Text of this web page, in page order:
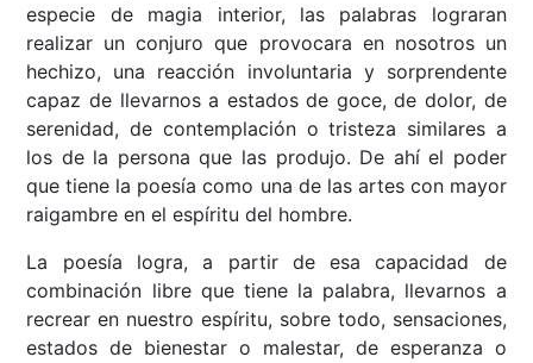
especie de magia interior, las palabras lograran
realizar un conjuro que provocara en nosotros un
hechizo, una reacción involuntaria y sorprendente
capaz de llevarnos a estados de goce, de dolor, de
serenidad, de contemplación o tristeza similares a
los de la persona que las produjo. De ahí el poder
que tiene la poesía como una de las artes con mayor
raigambre en el espíritu del hombre.
La poesía logra, a partir de esa capacidad de
combinación libre que tiene la palabra, llevarnos a
recrear en nuestro espíritu, sobre todo, sensaciones,
estados de bienestar o malestar, de esperanza o